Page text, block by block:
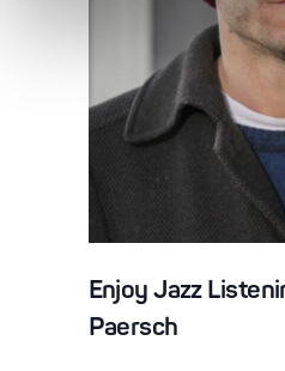
Enjoy Jazz
Paersch